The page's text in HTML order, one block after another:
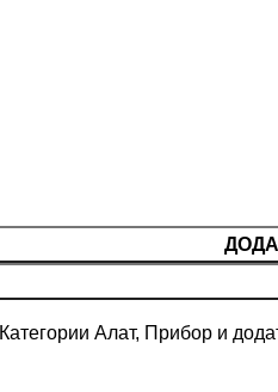
Категории Алат, Прибор и